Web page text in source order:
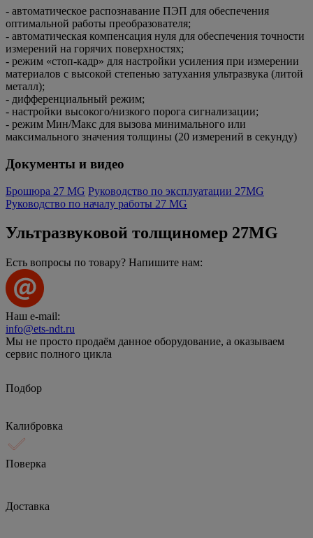
- автоматическое распознавание ПЭП для обеспечения
оптимальной работы преобразователя;
- автоматическая компенсация нуля для обеспечения точности
измерений на горячих поверхностях;
- режим «стоп-кадр» для настройки усиления при измерении
материалов с высокой степенью затухания ультразвука (литой
металл);
- дифференциальный режим;
- настройки высокого/низкого порога сигнализации;
- режим Мин/Макс для вызова минимального или
максимального значения толщины (20 измерений в секунду)
Документы и видео
Брошюра 27 MG Руководство по эксплуатации 27MG
Руководство по началу работы 27 MG
Ультразвуковой толщиномер 27MG
Есть вопросы по товару? Напишите нам:
Наш e-mail:
info@ets-ndt.ru
Мы не просто продаём данное оборудование, а оказываем
сервис полного цикла
Подбор
Калибровка
Поверка
Доставка